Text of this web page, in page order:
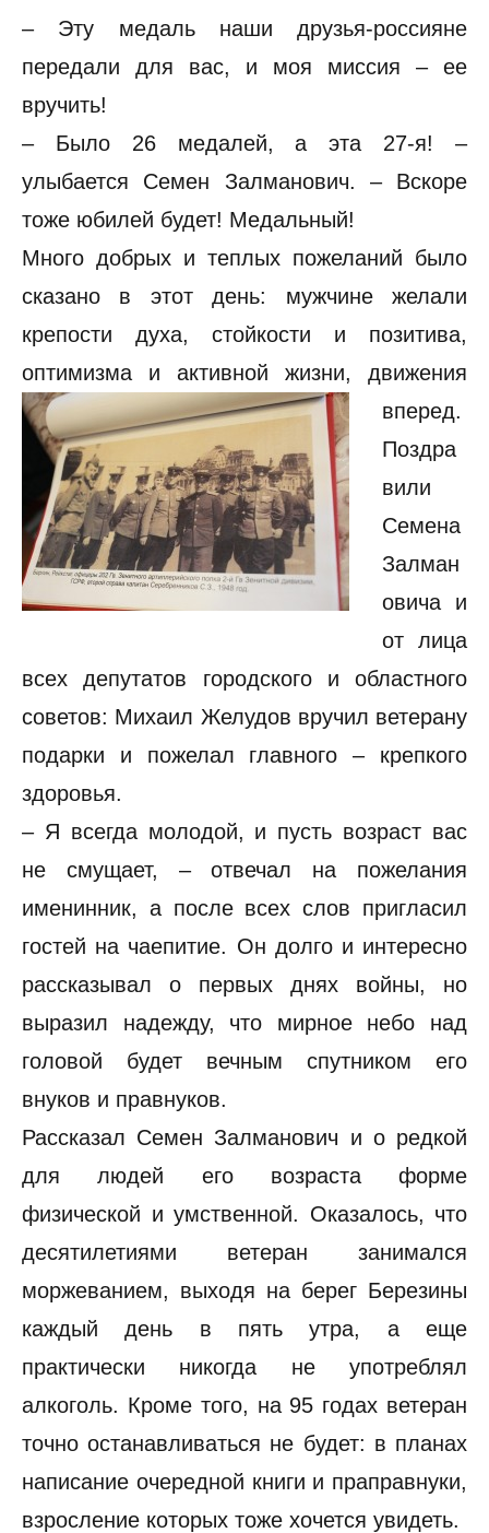
– Эту медаль наши друзья-россияне
передали для вас, и моя миссия – ее
вручить!
– Было 26 медалей, а эта 27-я! –
улыбается Семен Залманович. – Вскоре
тоже юбилей будет! Медальный!
Много добрых и теплых пожеланий было
сказано в этот день: мужчине желали
крепости духа, стойкости и позитива,
оптимизма и активной жизни, движения
вперед.
Поздра
вили
Семена
Залман
овича и
от лица
всех депутатов городского и областного
советов: Михаил Желудов вручил ветерану
подарки и пожелал главного – крепкого
здоровья.
– Я всегда молодой, и пусть возраст вас
не смущает, – отвечал на пожелания
именинник, а после всех слов пригласил
гостей на чаепитие. Он долго и интересно
рассказывал о первых днях войны, но
выразил надежду, что мирное небо над
головой будет вечным спутником его
внуков и правнуков.
Рассказал Семен Залманович и о редкой
для людей его возраста форме
физической и умственной. Оказалось, что
десятилетиями ветеран занимался
моржеванием, выходя на берег Березины
каждый день в пять утра, а еще
практически никогда не употреблял
алкоголь. Кроме того, на 95 годах ветеран
точно останавливаться не будет: в планах
написание очередной книги и праправнуки,
взросление которых тоже хочется увидеть.